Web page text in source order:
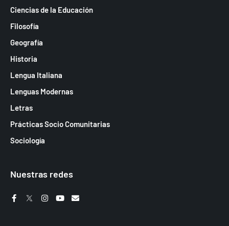
Ciencias de la Educación
Filosofía
Geografía
Historia
Lengua Italiana
Lenguas Modernas
Letras
Prácticas Socio Comunitarias
Sociología
Nuestras redes